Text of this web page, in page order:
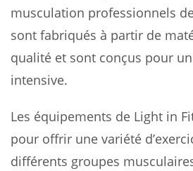
musculation professionnels
sont fabriqués à partir de
qualité et sont conçus pour
intensive.
Les équipements de Light in
pour offrir une variété
différents groupes